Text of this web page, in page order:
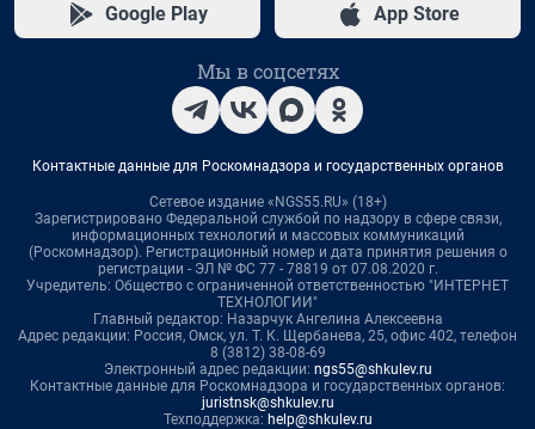
Google Play App Store
Мы в соцсетях
Контактные данные для Роскомнадзора и государственных органов
Сетевое издание «NGS55.RU» (18+)
Зарегистрировано Федеральной службой по надзору в сфере связи,
информационных технологий и массовых коммуникаций
(Роскомнадзор). Регистрационный номер и дата принятия решения о
регистрации - ЭЛ № ФС 77 - 78819 от 07.08.2020 г.
Учредитель: Общество с ограниченной ответственностью "ИНТЕРНЕТ
ТЕХНОЛОГИИ"
Главный редактор: Назарчук Ангелина Алексеевна
Адрес редакции: Россия, Омск, ул. Т. К. Щербанева, 25, офис 402, телефон
8 (3812) 38-08-69
Электронный адрес редакции: ngs55@shkulev.ru
Контактные данные для Роскомнадзора и государственных органов:
juristnsk@shkulev.ru
Техподдержка: help@shkulev.ru